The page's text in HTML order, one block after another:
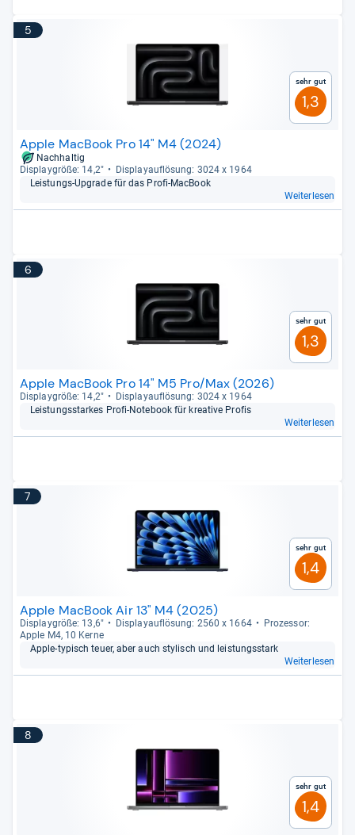
5
Sehr gut
1,3
Apple MacBook Pro 14" M4 (2024)
Nachhaltig
Dis­play­größe: 14,2"
Dis­pla­yauf­lö­sung: 3024 x 1964
Leis­tungs-​Upgrade für das Profi-​Mac­Book
Weiterlesen
6
Sehr gut
1,3
Apple MacBook Pro 14" M5 Pro/Max (2026)
Dis­play­größe: 14,2"
Dis­pla­yauf­lö­sung: 3024 x 1964
Leis­tungs­star­kes Profi-​Note­book für krea­tive Pro­fis
Weiterlesen
7
Sehr gut
1,4
Apple MacBook Air 13" M4 (2025)
Dis­play­größe: 13,6" Dis­pla­yauf­lö­sung: 2560 x 1664
Pro­zes­sor:
Apple M4, 10 Kerne
Apple-​typisch teuer, aber auch sty­lisch und leis­tungs­stark
Weiterlesen
8
Sehr gut
1,4